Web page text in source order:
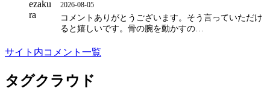
2026-08-05
コメントありがとうございます。そう言っていただけ
ると嬉しいです。骨の腕を動かすの…
サイト内コメント一覧
タグクラウド